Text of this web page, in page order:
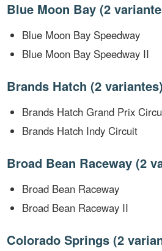
Blue Moon Bay (2
Blue Moon Bay Speedway
Blue Moon Bay Speedway II
Brands Hatch (2 variantes)
Brands Hatch Grand Prix
Brands Hatch Indy Circuit
Broad Bean Raceway (2
Broad Bean Raceway
Broad Bean Raceway II
Colorado Springs (2